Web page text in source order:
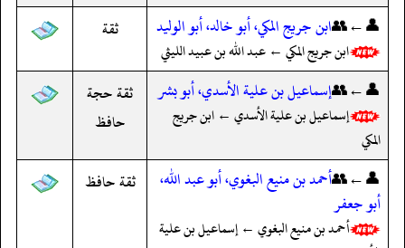
👤←👥ابن جريج المكي، أبو خالد، أبو الوليد
ابن جريج المكي ← عبد الله بن عبيد الليثي
ثقة
👤←👥إسماعيل بن علية الأسدي، أبو بشر
إسماعيل بن علية الأسدي ← ابن جريج
المكي
ثقة حجة
حافظ
👤←👥أحمد بن منيع البغوي، أبو عبد الله،
أبو جعفر
أحمد بن منيع البغوي ← إسماعيل بن علية
ثقة حافظ